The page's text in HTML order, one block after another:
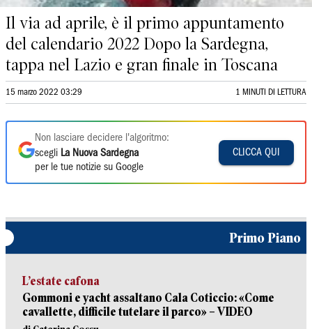
Il via ad aprile, è il primo appuntamento
del calendario 2022 Dopo la Sardegna,
tappa nel Lazio e gran finale in Toscana
15 marzo 2022 03:29 1 MINUTI DI LETTURA
Non lasciare decidere l'algoritmo:
scegli La Nuova Sardegna
per le tue notizie su Google
CLICCA QUI
Primo Piano
L’estate cafona
Gommoni e yacht assaltano Cala Coticcio: «Come
cavallette, difficile tutelare il parco» – VIDEO